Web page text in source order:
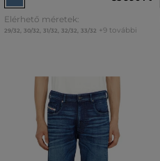
Elérhető méretek:
29/32 30/32 31/32 32/32 33/32 +9 további